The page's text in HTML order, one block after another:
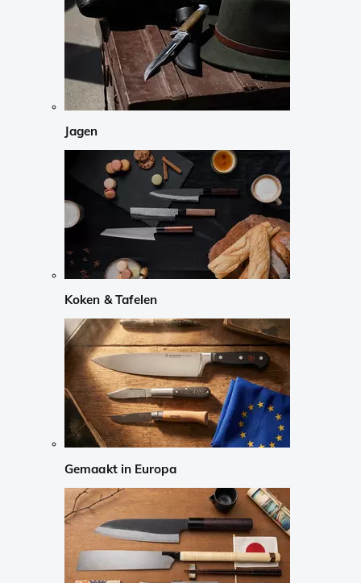
Jagen
Koken & Tafelen
Gemaakt in Europa